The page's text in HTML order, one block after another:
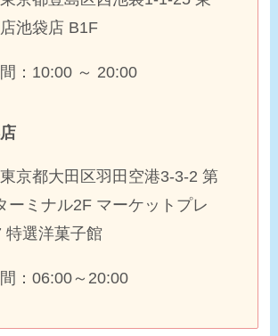
池袋店 B1F
：10:00 ～ 20:00
京都大田区羽田空港3-3-2 第
ーミナル2F マーケットプレ
特選洋菓子館
：06:00～20:00